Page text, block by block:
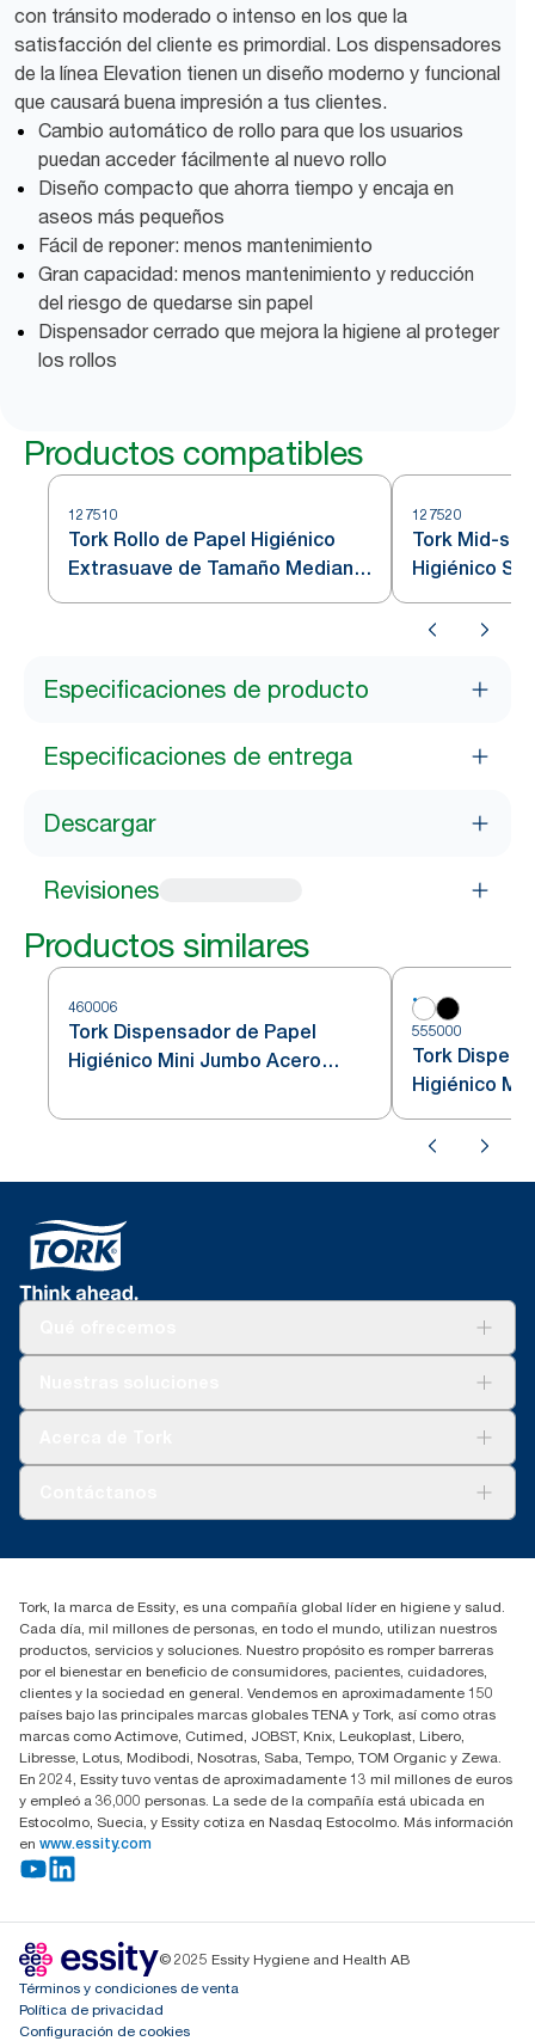
con tránsito moderado o intenso en los que la
satisfacción del cliente es primordial. Los dispensadores
de la línea Elevation tienen un diseño moderno y funcional
que causará buena impresión a tus clientes.
Cambio automático de rollo para que los usuarios
puedan acceder fácilmente al nuevo rollo
Diseño compacto que ahorra tiempo y encaja en
aseos más pequeños
Fácil de reponer: menos mantenimiento
Gran capacidad: menos mantenimiento y reducción
del riesgo de quedarse sin papel
Dispensador cerrado que mejora la higiene al proteger
los rollos
Productos compatibles
127510
Tork Rollo de Papel Higiénico
Extrasuave de Tamaño Mediano
Premium - 3 Capas
127520
Tork Mid-
Higiénico
Especificaciones de producto
Especificaciones de entrega
Descargar
Revisiones
Productos similares
460006
Tork Dispensador de Papel
Higiénico Mini Jumbo Acero
555000
Tork
Higiénico
91 657 84 00
Tork, la marca de Essity, es una compañía global líder en higiene y salud.
Cada día, mil millones de personas, en todo el mundo, utilizan nuestros
productos, servicios y soluciones. Nuestro propósito es romper barreras
por el bienestar en beneficio de consumidores, pacientes, cuidadores,
clientes y la sociedad en general. Vendemos en aproximadamente 150
países bajo las principales marcas globales TENA y Tork, así como otras
marcas como Actimove, Cutimed, JOBST, Knix, Leukoplast, Libero,
Libresse, Lotus, Modibodi, Nosotras, Saba, Tempo, TOM Organic y Zewa.
En 2024, Essity tuvo ventas de aproximadamente 13 mil millones de euros
y empleó a 36,000 personas. La sede de la compañía está ubicada en
Estocolmo, Suecia, y Essity cotiza en Nasdaq Estocolmo. Más información
en www.essity.com
© 2025 Essity Hygiene and Health AB
Términos y condiciones de venta
Política de privacidad
Configuración de cookies